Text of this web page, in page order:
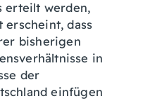
erteilt werden,
erscheint, dass
bisherigen
in
der
einfügen